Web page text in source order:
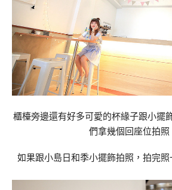
櫃檯旁邊還有好多可愛的杯緣子跟小擺
們拿幾個回座位拍照
如果跟小島日和季小擺飾拍照，拍完